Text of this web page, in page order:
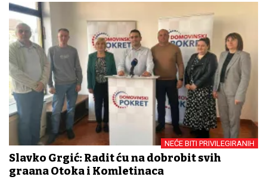
NEĆE BITI PRIVILEGIRANIH
Slavko Grgić: Radit ću na dobrobit svih
građana Otoka i Komletinaca